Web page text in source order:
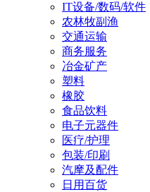
IT设备/数码/软件
农林牧副渔
交通运输
商务服务
冶金矿产
塑料
橡胶
食品饮料
电子元器件
医疗/护理
包装/印刷
汽摩及配件
日用百货